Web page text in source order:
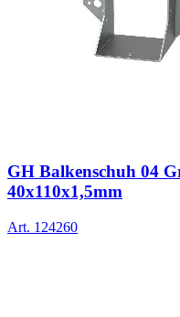
GH Balkenschuh 04
40x110x1,5mm
Art. 124260